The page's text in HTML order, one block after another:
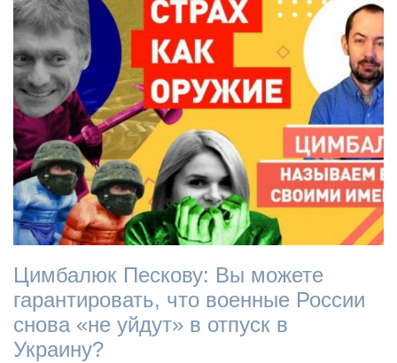
Цимбалюк Пескову: Вы можете
гарантировать, что военные России
снова «не уйдут» в отпуск в
Украину?